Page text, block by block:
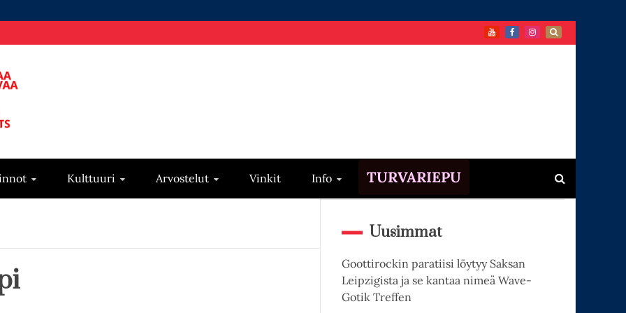
Kulttuuri Arvostelut Vinkit Info TURVARIEPU
Uusimmat
Goottirockin paratiisi löytyy Saksan
Leipzigista ja se kantaa nimeä Wave-
Gotik Treffen